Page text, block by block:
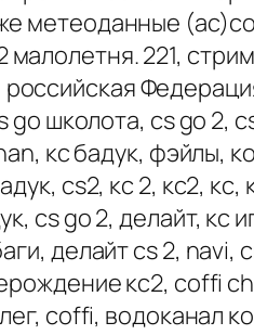
метеоданные
малолетня. 221,
школота, cs go 2,
кс бадук, фэйлы,
cs2, кс 2, кс2, кс,
cs go 2, делайт, кс
делайт cs 2, navi,
кс2, coffi
coffi, водоканал